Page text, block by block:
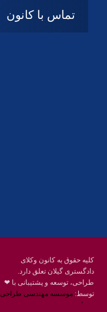
تماس با کانون
کلیه حقوق به کانون وکلای
دادگستری گیلان تعلق دارد.
طراحی، توسعه و پشتیبانی با ❤
توسط:موسسه مهندسی طراحی
محنا